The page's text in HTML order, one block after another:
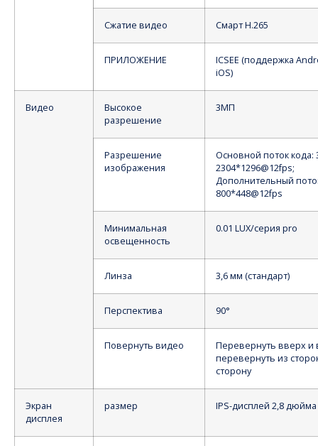
Сжатие видео Смарт H.265
ПРИЛОЖЕНИЕ
ICSEE (поддержка
iOS)
Видео
Высокое
разрешение
3МП
Разрешение
изображения
Основной поток кода:
2304*1296@12fps;
Дополнительный
800*448@12fps
Минимальная
освещенность
0.01 LUX/серия pro
Линза 3,6 мм (стандарт)
Перспектива 90°
Повернуть видео
Перевернуть вверх и
перевернуть из
сторону
Экран
дисплея
размер IPS-дисплей 2,8